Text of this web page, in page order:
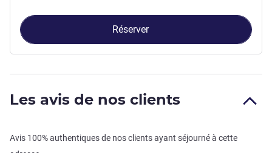
Réserver
Les avis de nos clients
Avis 100% authentiques de nos clients ayant séjourné à cette